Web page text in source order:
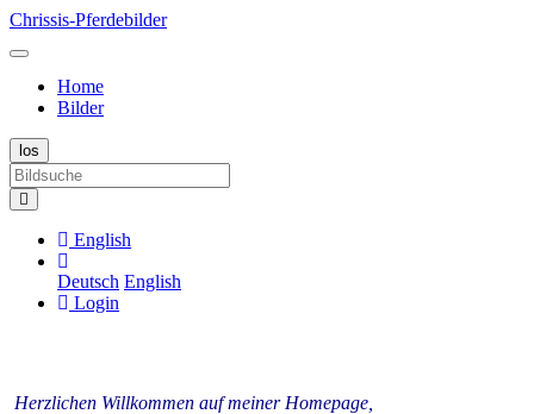
Chrissis-Pferdebilder
Home
Bilder
English
Deutsch English
Login
Herzlichen Willkommen auf meiner Homepage,